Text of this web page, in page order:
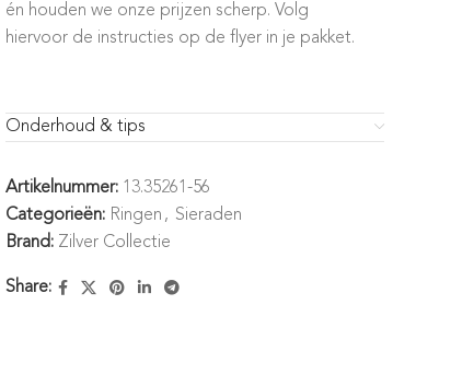
én houden we onze prijzen scherp. Volg
hiervoor de instructies op de flyer in je pakket.
Onderhoud & tips
Artikelnummer: 13.35261-56
Categorieën: Ringen , Sieraden
Brand: Zilver Collectie
Share: